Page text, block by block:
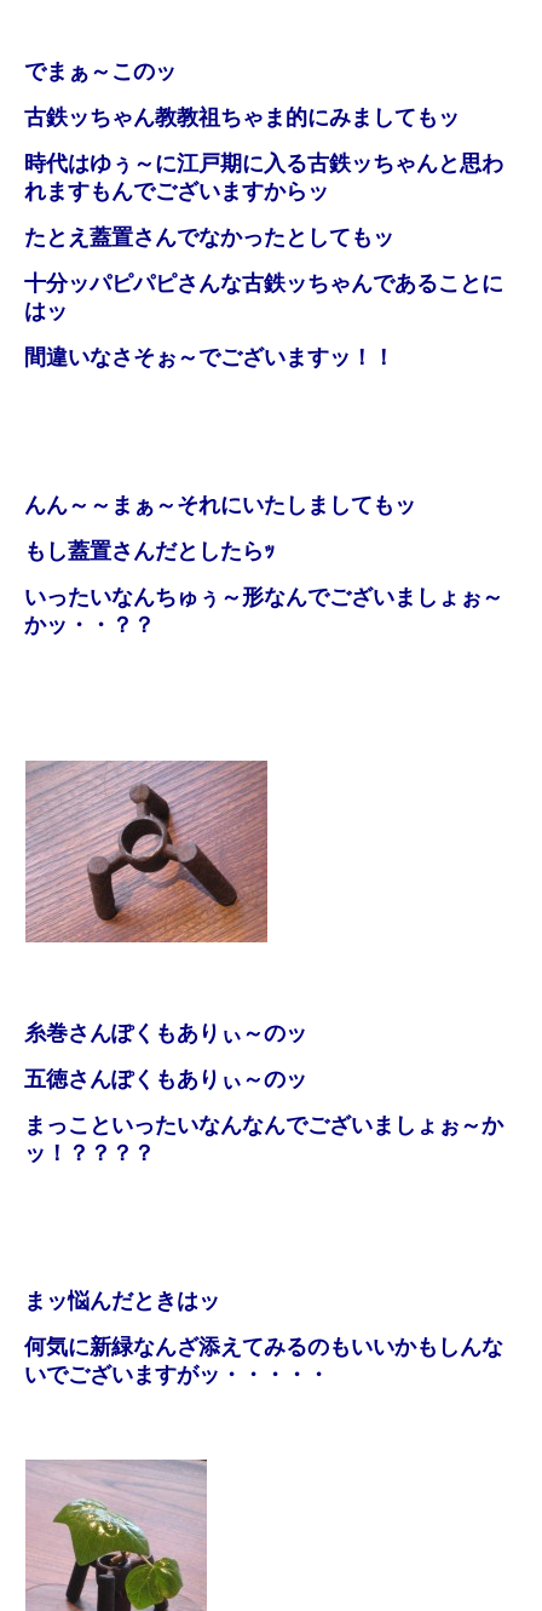
でまぁ～このッ
古鉄ッちゃん教教祖ちゃま的にみましてもッ
時代はゆぅ～に江戸期に入る古鉄ッちゃんと思わ
れますもんでございますからッ
たとえ蓋置さんでなかったとしてもッ
十分ッパピパピさんな古鉄ッちゃんであることに
はッ
間違いなさそぉ～でございますッ！！
んん～～まぁ～それにいたしましてもッ
もし蓋置さんだとしたらｯ
いったいなんちゅぅ～形なんでございましょぉ～
かッ・・？？
糸巻さんぽくもありぃ～のッ
五徳さんぽくもありぃ～のッ
まっこといったいなんなんでございましょぉ～か
ッ！？？？？
まッ悩んだときはッ
何気に新緑なんざ添えてみるのもいいかもしんな
いでございますがッ・・・・・